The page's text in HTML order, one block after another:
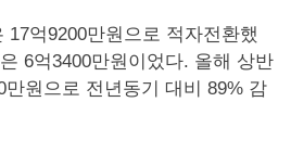
17억9200만원으로 적자전환했
6억3400만원이었다. 올해 상반
만원으로 전년동기 대비 89% 감